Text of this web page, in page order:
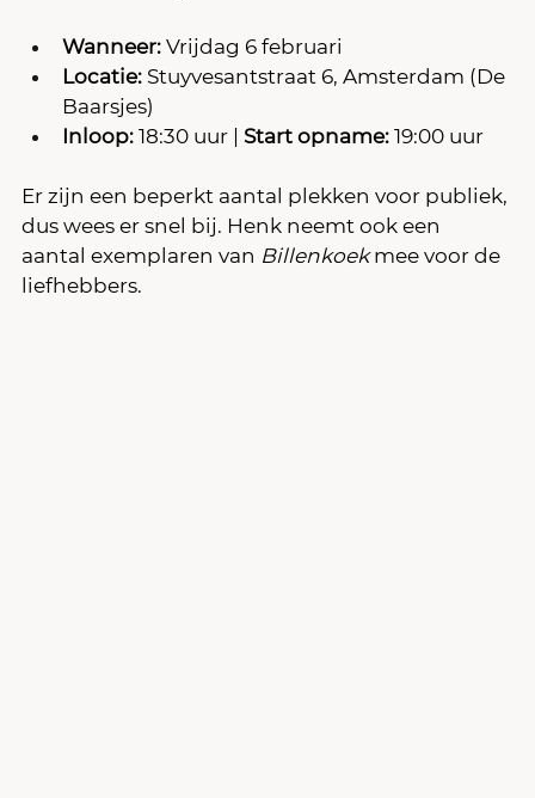
Wanneer: Vrijdag 6 februari
Locatie: Stuyvesantstraat 6, Amsterdam (De
Baarsjes)
Inloop: 18:30 uur | Start opname: 19:00 uur
Er zijn een beperkt aantal plekken voor publiek,
dus wees er snel bij. Henk neemt ook een
aantal exemplaren van Billenkoek mee voor de
liefhebbers.